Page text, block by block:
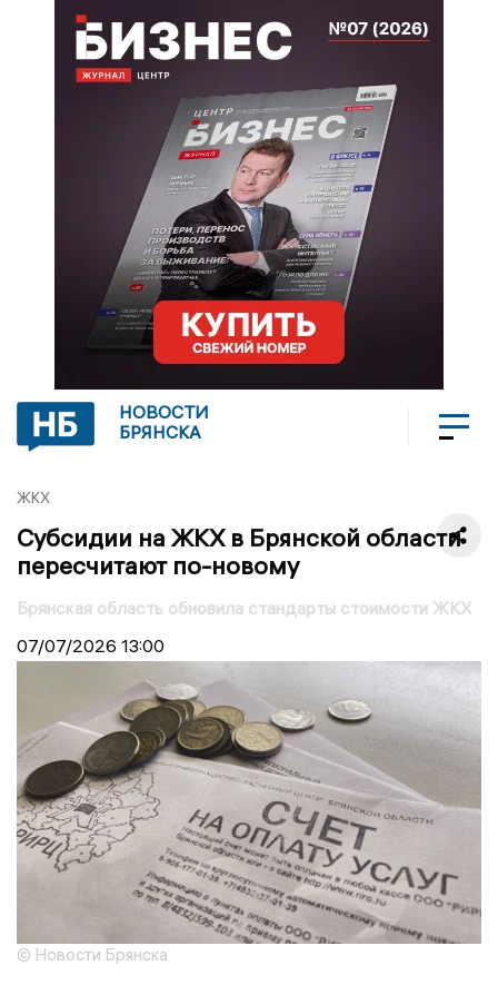
НОВОСТИ
БРЯНСКА
ЖКХ
Субсидии на ЖКХ в Брянской области
пересчитают по-новому
Брянская область обновила стандарты стоимости ЖКХ
07/07/2026 13:00
© Новости Брянска